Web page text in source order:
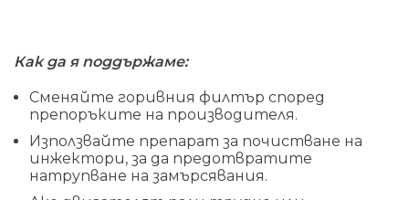
Как да я поддържаме:
Сменяйте горивния филтър според
препоръките на производителя.
Използвайте препарат за почистване на
инжектори, за да предотвратите
натрупване на замърсявания.